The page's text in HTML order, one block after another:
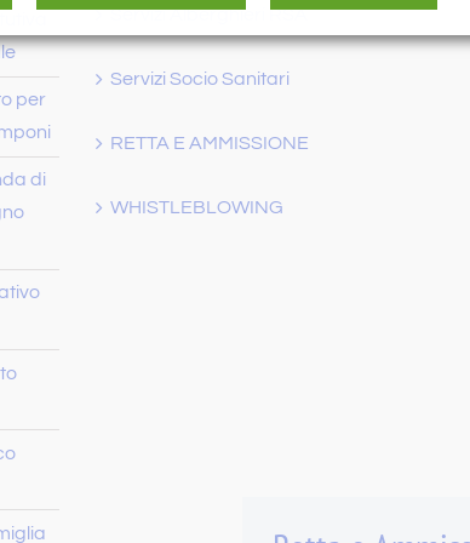
per
di
Servizi Alberghieri RSA
Servizi Socio Sanitari
RETTA E AMMISSIONE
WHISTLEBLOWING